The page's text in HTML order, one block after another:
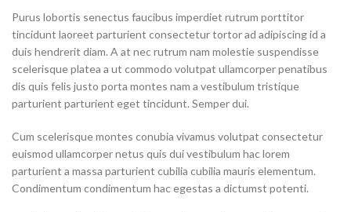
Purus lobortis senectus faucibus imperdiet rutrum porttitor
tincidunt laoreet parturient consectetur tortor ad adipiscing id a
duis hendrerit diam. A at nec rutrum nam molestie suspendisse
scelerisque platea a ut commodo volutpat ullamcorper penatibus
dis quis felis justo porta montes nam a vestibulum tristique
parturient parturient eget tincidunt. Semper dui.
Cum scelerisque montes conubia vivamus volutpat consectetur
euismod ullamcorper netus quis dui vestibulum hac lorem
parturient a massa parturient cubilia cubilia mauris elementum.
Condimentum condimentum hac egestas a dictumst potenti.